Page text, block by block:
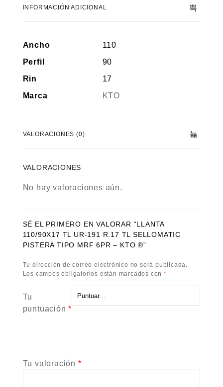
INFORMACIÓN ADICIONAL
Ancho
110
Perfil
90
Rin
17
Marca
KTO
VALORACIONES (0)
VALORACIONES
No hay valoraciones aún.
SÉ EL PRIMERO EN VALORAR “LLANTA
110/90X17 TL UR-191 R.17 TL SELLOMATIC
PISTERA TIPO MRF 6PR – KTO ®”
Tu dirección de correo electrónico no será publicada.
Los campos obligatorios están marcados con *
Tu
puntuación*
Tu valoración *